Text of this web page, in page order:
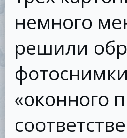
немного
решили
«оконного